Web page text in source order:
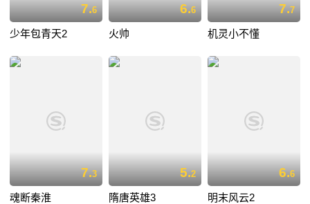
7.6
少年包青天2
6.6
火帅
7.7
机灵小不懂
7.3
魂断秦淮
5.2
隋唐英雄3
6.6
明末风云2